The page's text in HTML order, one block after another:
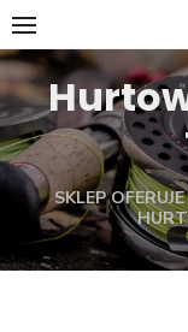
Skip
to
content
SKLEP